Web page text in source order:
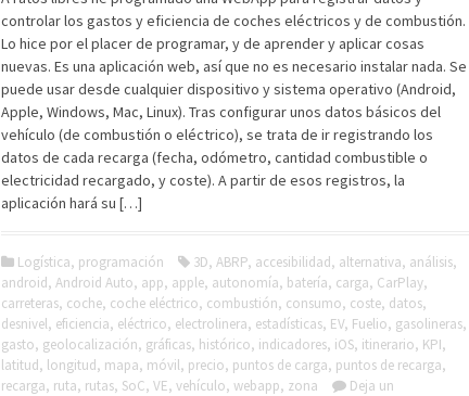
controlar los gastos y eficiencia de coches eléctricos y de combustión.
Lo hice por el placer de programar, y de aprender y aplicar cosas
nuevas. Es una aplicación web, así que no es necesario instalar nada. Se
puede usar desde cualquier dispositivo y sistema operativo (Android,
Apple, Windows, Mac, Linux). Tras configurar unos datos básicos del
vehículo (de combustión o eléctrico), se trata de ir registrando los
datos de cada recarga (fecha, odómetro, cantidad combustible o
electricidad recargado, y coste). A partir de esos registros, la
aplicación hará su […]
Logística, programación 3D, ABRP, accesibilidad, alternativa, análisis,
android, Android Auto, app, apple, autonomía, batería, carga, CarPlay,
carreteras, coche, coche eléctrico, combustión, consumo, coste, datos,
desnivel, eficiencia, eléctrico, electrolinera, estadísticas, EV, Fuelio, gasolineras,
gasto, geolocalización, gráficas, histórico, indicadores, iOS, itinerario, KPI,
latitud, longitud, mapa, móvil, precio, puntos de carga, puntos de recarga,
recarga, ruta, rutas, SoC, VE, vehículo, webapp, zona
Deja un